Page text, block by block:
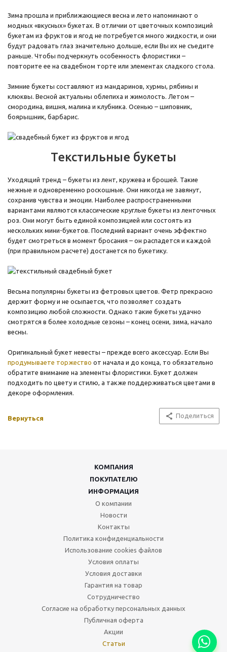
Зима прошла и приближающиеся весна и лето напоминают о
модных «вкусных» букетах. В отличии от цветочных композиций
букетам из фруктов и ягод не потребуется много жидкости, и они
будут радовать глаз значительно дольше, если Вы их не съедите
раньше. Чтобы подчеркнуть особенность флористики –
повторите ее на свадебном торте или элементах сладкого стола.
Зимние букеты составляют из мандаринов, хурмы, рябины и
клюквы. Весной актуальны облепиха и жимолость. Летом –
смородина, вишня, малина и клубника. Осенью – шиповник,
боярышник, барбарис.
Текстильные букеты
Уходящий тренд – букеты из лент, кружева и брошей. Такие
нежные и одновременно роскошные. Они никогда не завянут,
сохранив чувства и эмоции. Наиболее распространенными
вариантами являются классические круглые букеты из ленточных
роз. Они могут быть единой композицией или состоять из
нескольких мини-букетов. Последний вариант очень эффектно
будет смотреться в момент бросания – он распадется и каждой
(при правильном расчете) достанется по букетику.
Весьма популярны букеты из фетровых цветов. Фетр прекрасно
держит форму и не осыпается, что позволяет создать
композицию любой сложности. Однако такие букеты удачно
смотрятся в более холодные сезоны – конец осени, зима, начало
весны.
Оригинальный букет невесты – прежде всего аксессуар. Если Вы
продумываете торжество от начала и до конца, то обязательно
обратите внимание на элементы флористики. Букет должен
подходить по цвету и стилю, а также поддерживаться цветами в
декоре оформления.
Вернуться Поделиться
КОМПАНИЯ
ПОКУПАТЕЛЮ
ИНФОРМАЦИЯ
О компании
Новости
Контакты
Политика конфиденциальности
Использование cookies файлов
Условия оплаты
Условия доставки
Гарантия на товар
Сотрудничество
Согласие на обработку персональных данных
Публичная оферта
Акции
Статьи